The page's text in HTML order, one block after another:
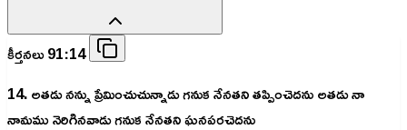
కీర్తనలు 91:14
14. అతడు నన్ను ప్రేమించుచున్నాడు గనుక నేనతని తప్పించెదను అతడు నా
నామము నెరిగినవాడు గనుక నేనతని ఘనపరచెదను